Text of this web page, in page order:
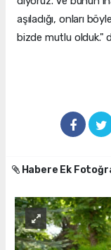
aşıladığı, onları
bizde mutlu olduk."
Habere Ek